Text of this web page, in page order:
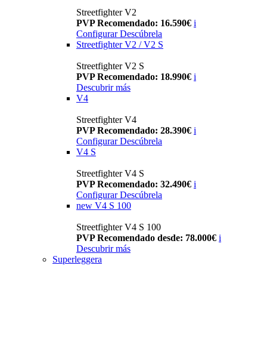
Streetfighter V2
PVP Recomendado: 16.590€ i
Configurar Descúbrela
Streetfighter V2 / V2 S
Streetfighter V2 S
PVP Recomendado: 18.990€ i
Descubrir más
V4
Streetfighter V4
PVP Recomendado: 28.390€ i
Configurar Descúbrela
V4 S
Streetfighter V4 S
PVP Recomendado: 32.490€ i
Configurar Descúbrela
new V4 S 100
Streetfighter V4 S 100
PVP Recomendado desde: 78.000€ i
Descubrir más
Superleggera